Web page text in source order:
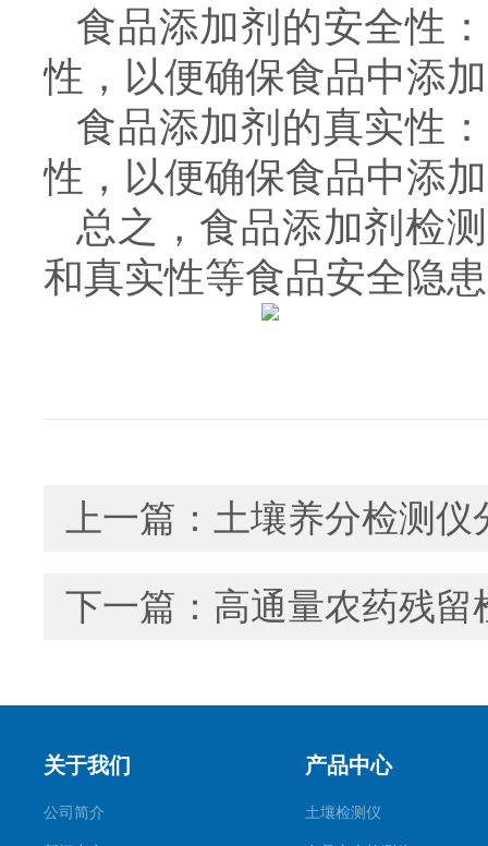
食品添加剂的安全性
性，以便确保食品中添
食品添加剂的真实性
性，以便确保食品中添
总之，食品添加剂检
和真实性等食品安全隐
上一篇： 土壤养分检测仪
下一篇： 高通量农药残留
关于我们
公司简介
产品中心
土壤检测仪